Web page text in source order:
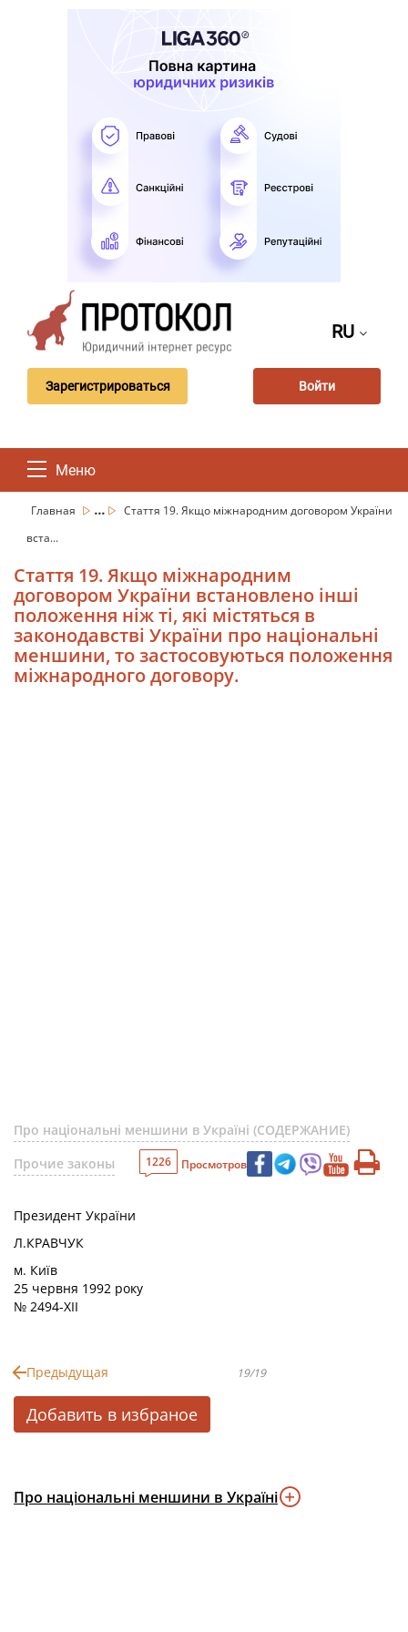
RU
Зарегистрироваться Войти
Меню
Главная ...
Стаття 19. Якщо міжнародним договором України
вста...
Стаття 19. Якщо міжнародним
договором України встановлено інші
положення ніж ті, які містяться в
законодавстві України про національні
меншини, то застосовуються положення
міжнародного договору.
Про національні меншини в Україні (СОДЕРЖАНИЕ)
Прочие законы
1226 Просмотров
Президент України
Л.КРАВЧУК
м. Київ
25 червня 1992 року
№ 2494-XII
Предыдущая 19/19
Добавить в избраное
Про національні меншини в Україні